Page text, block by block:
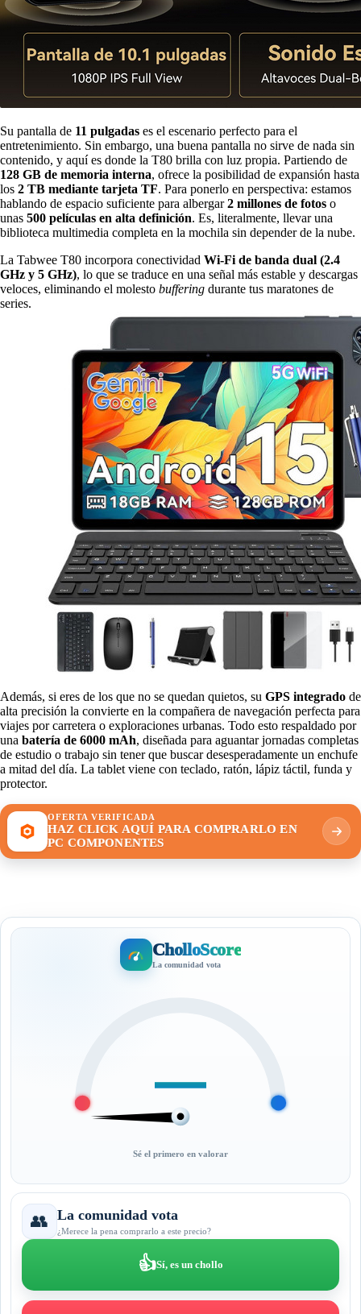
Su pantalla de 11 pulgadas es el escenario perfecto para el
entretenimiento. Sin embargo, una buena pantalla no sirve de nada sin
contenido, y aquí es donde la T80 brilla con luz propia. Partiendo de
128 GB de memoria interna, ofrece la posibilidad de expansión hasta
los 2 TB mediante tarjeta TF. Para ponerlo en perspectiva: estamos
hablando de espacio suficiente para albergar2 millones de fotos o
unas 500 películas en alta definición. Es, literalmente, llevar una
biblioteca multimedia completa en la mochila sin depender de la nube.
La Tabwee T80 incorpora conectividad Wi-Fi de banda dual (2.4
GHz y 5 GHz), lo que se traduce en una señal más estable y descargas
veloces, eliminando el molesto buffering durante tus maratones de
series.
Además, si eres de los que no se quedan quietos, su GPS integrado de
alta precisión la convierte en la compañera de navegación perfecta para
viajes por carretera o exploraciones urbanas. Todo esto respaldado por
una batería de 6000 mAh, diseñada para aguantar jornadas completas
de estudio o trabajo sin tener que buscar desesperadamente un enchufe
a mitad del día. La tablet viene con teclado, ratón, lápiz táctil, funda y
protector.
OFERTA VERIFICADA
HAZ CLICK AQUÍ PARA COMPRARLO EN
PC COMPONENTES
CholloScore
La comunidad vota
—
Sé el primero en valorar
👥 La comunidad vota
¿Merece la pena comprarlo a este precio?
👍Sí, es un chollo